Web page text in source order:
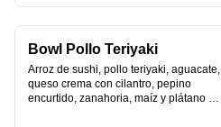
Bowl Pollo Teriyaki
Arroz de sushi, pollo teriyaki, aguacate,
queso crema con cilantro, pepino
encurtido, zanahoria, maíz y plátano